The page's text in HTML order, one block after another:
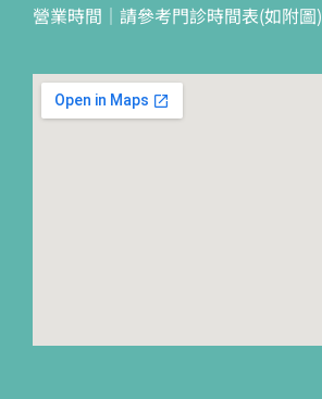
營業時間｜請參考門診時間表(如附圖)